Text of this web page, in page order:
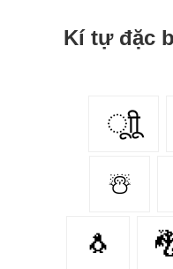
Kí tự đặc
ूाीू
☃️
🐧